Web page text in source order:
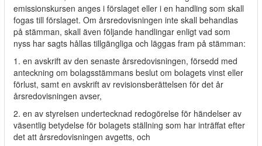
emissionskursen anges i förslaget eller i en handling som skall
fogas till förslaget. Om årsredovisningen inte skall behandlas
på stämman, skall även följande handlingar enligt vad som
nyss har sagts hållas tillgängliga och läggas fram på stämman:
1. en avskrift av den senaste årsredovisningen, försedd med
anteckning om bolagsstämmans beslut om bolagets vinst eller
förlust, samt en avskrift av revisionsberättelsen för det år
årsredovisningen avser,
2. en av styrelsen undertecknad redogörelse för händelser av
väsentlig betydelse för bolagets ställning som har inträffat efter
det att årsredovisningen avgetts, och